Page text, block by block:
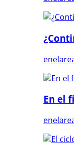
En el